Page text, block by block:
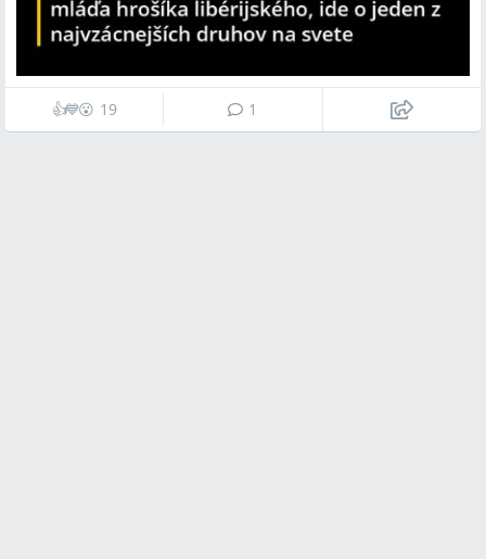
👍💙😮 19 1